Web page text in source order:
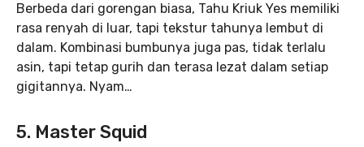
Berbeda dari gorengan biasa, Tahu Kriuk Yes memiliki
rasa renyah di luar, tapi tekstur tahunya lembut di
dalam. Kombinasi bumbunya juga pas, tidak terlalu
asin, tapi tetap gurih dan terasa lezat dalam setiap
gigitannya. Nyam…
5. Master Squid